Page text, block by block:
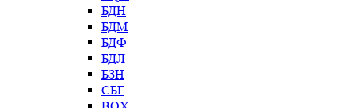
БДН
БДМ
БДФ
БДЛ
БЗН
СБГ